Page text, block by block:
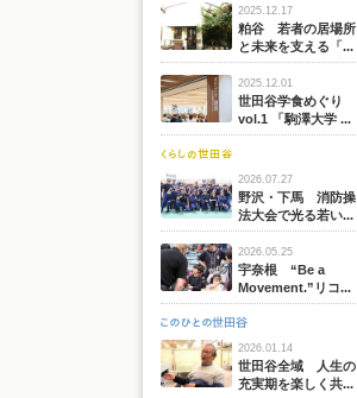
2025.12.17
粕谷 若者の居場所
と未来を支える「...
2025.12.01
世田谷学食めぐり
vol.1 「駒澤大学 ...
2026.07.27
野沢・下馬 消防操
法大会で光る若い...
2026.05.25
宇奈根 “Be a
Movement.”リコ...
2026.01.14
世田谷全域 人生の
充実期を楽しく共...